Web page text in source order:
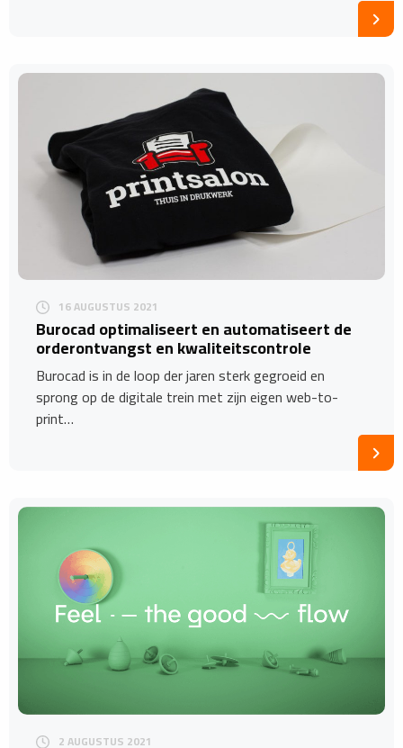
16 AUGUSTUS 2021
Burocad optimaliseert en automatiseert de
orderontvangst en kwaliteitscontrole
Burocad is in de loop der jaren sterk gegroeid en
sprong op de digitale trein met zijn eigen web-to-
print…
2 AUGUSTUS 2021